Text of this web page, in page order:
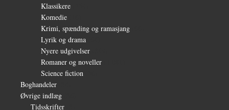
Klassikere
Komedie
Krimi, spænding og ramasjang
Lyrik og drama
Nyere udgivelser
Romaner og noveller
Science fiction
Boghandeler
Øvrige indlæg
Tidsskrifter